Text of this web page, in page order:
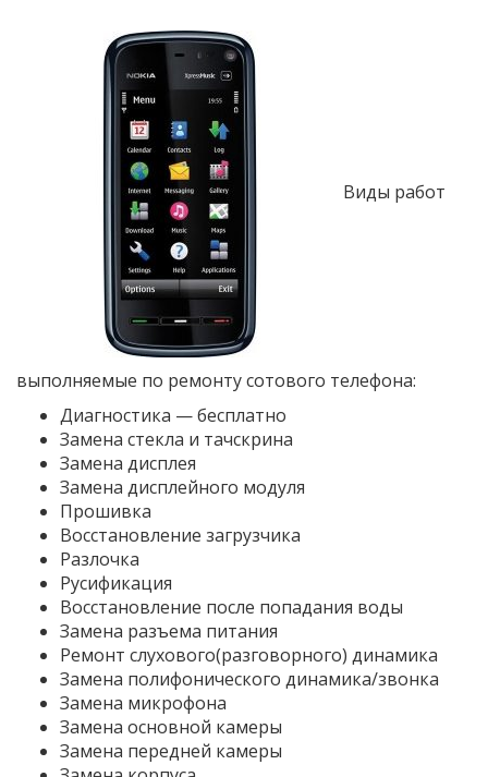
Виды работ
выполняемые по ремонту сотового телефона:
Диагностика — бесплатно
Замена стекла и тачскрина
Замена дисплея
Замена дисплейного модуля
Прошивка
Восстановление загрузчика
Разлочка
Русификация
Восстановление после попадания воды
Замена разъема питания
Ремонт слухового(разговорного) динамика
Замена полифонического динамика/звонка
Замена микрофона
Замена основной камеры
Замена передней камеры